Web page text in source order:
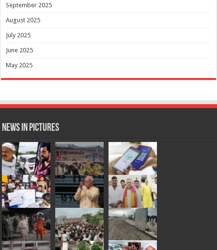
September 2025
August 2025
July 2025
June 2025
May 2025
News in Pictures